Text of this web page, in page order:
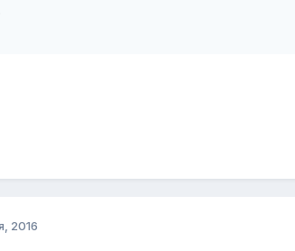
2016